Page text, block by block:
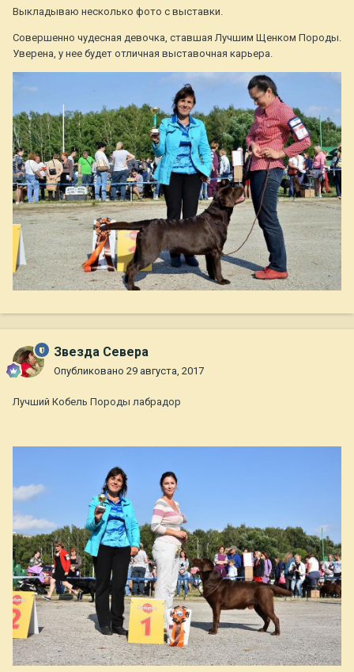
Выкладываю несколько фото с выставки.
Совершенно чудесная девочка, ставшая Лучшим Щенком Породы.
Уверена, у нее будет отличная выставочная карьера.
Звезда Севера
Опубликовано 29 августа, 2017
Лучший Кобель Породы лабрадор